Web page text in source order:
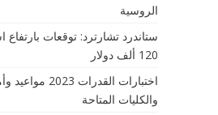
الروسية
ستاندرد تشارترد: توقعات بارتفاع
120 ألف دولار
اختبارات القدرات
والكليات المتاحة